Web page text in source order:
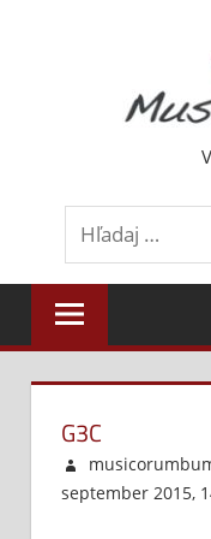
G3C
september 2015,